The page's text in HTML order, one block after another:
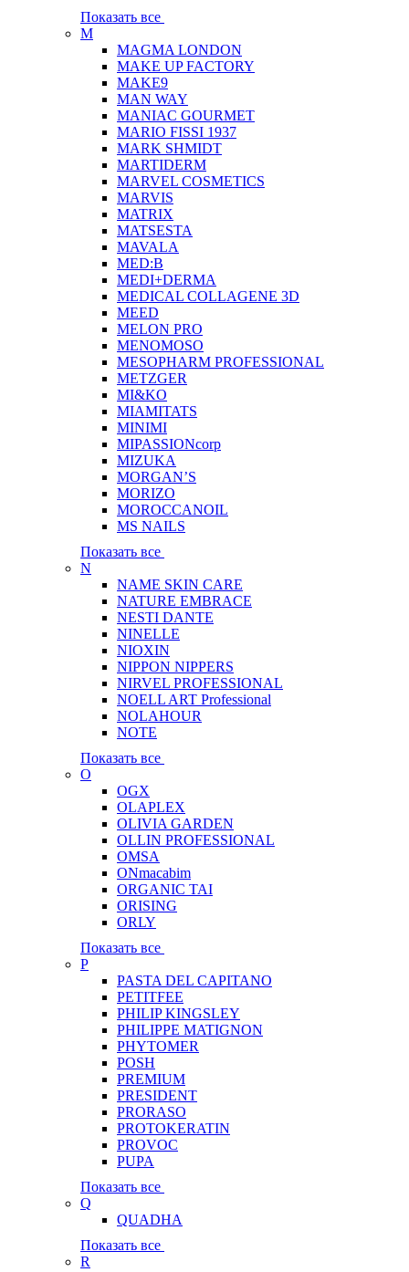
Показать все
M
MAGMA LONDON
MAKE UP FACTORY
MAKE9
MAN WAY
MANIAC GOURMET
MARIO FISSI 1937
MARK SHMIDT
MARTIDERM
MARVEL COSMETICS
MARVIS
MATRIX
MATSESTA
MAVALA
MED:B
MEDI+DERMA
MEDICAL COLLAGENE 3D
MEED
MELON PRO
MENOMOSO
MESOPHARM PROFESSIONAL
METZGER
MI&KO
MIAMITATS
MINIMI
MIPASSIONcorp
MIZUKA
MORGAN’S
MORIZO
MOROCCANOIL
MS NAILS
Показать все
N
NAME SKIN CARE
NATURE EMBRACE
NESTI DANTE
NINELLE
NIOXIN
NIPPON NIPPERS
NIRVEL PROFESSIONAL
NOELL ART Professional
NOLAHOUR
NOTE
Показать все
O
OGX
OLAPLEX
OLIVIA GARDEN
OLLIN PROFESSIONAL
OMSA
ONmacabim
ORGANIC TAI
ORISING
ORLY
Показать все
P
PASTA DEL CAPITANO
PETITFEE
PHILIP KINGSLEY
PHILIPPE MATIGNON
PHYTOMER
POSH
PREMIUM
PRESIDENT
PRORASO
PROTOKERATIN
PROVOC
PUPA
Показать все
Q
QUADHA
Показать все
R